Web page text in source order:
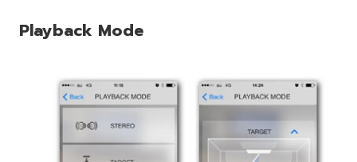
Playback Mode